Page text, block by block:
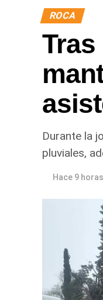
ROCA
Durante la
pluviales,
Hace 9 horas